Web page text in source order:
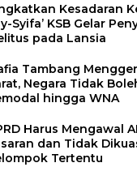
Kesadaran
Syifa’ KSB Gelar
pada Lansia
Tambang
Negara Tidak
hingga WNA
Harus Mengawal
dan Tidak
Tertentu